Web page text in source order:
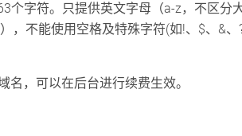
字符。只提供英文字母（a-z，不区分大
，不能使用空格及特殊字符(如!、$、&、
，可以在后台进行续费生效。